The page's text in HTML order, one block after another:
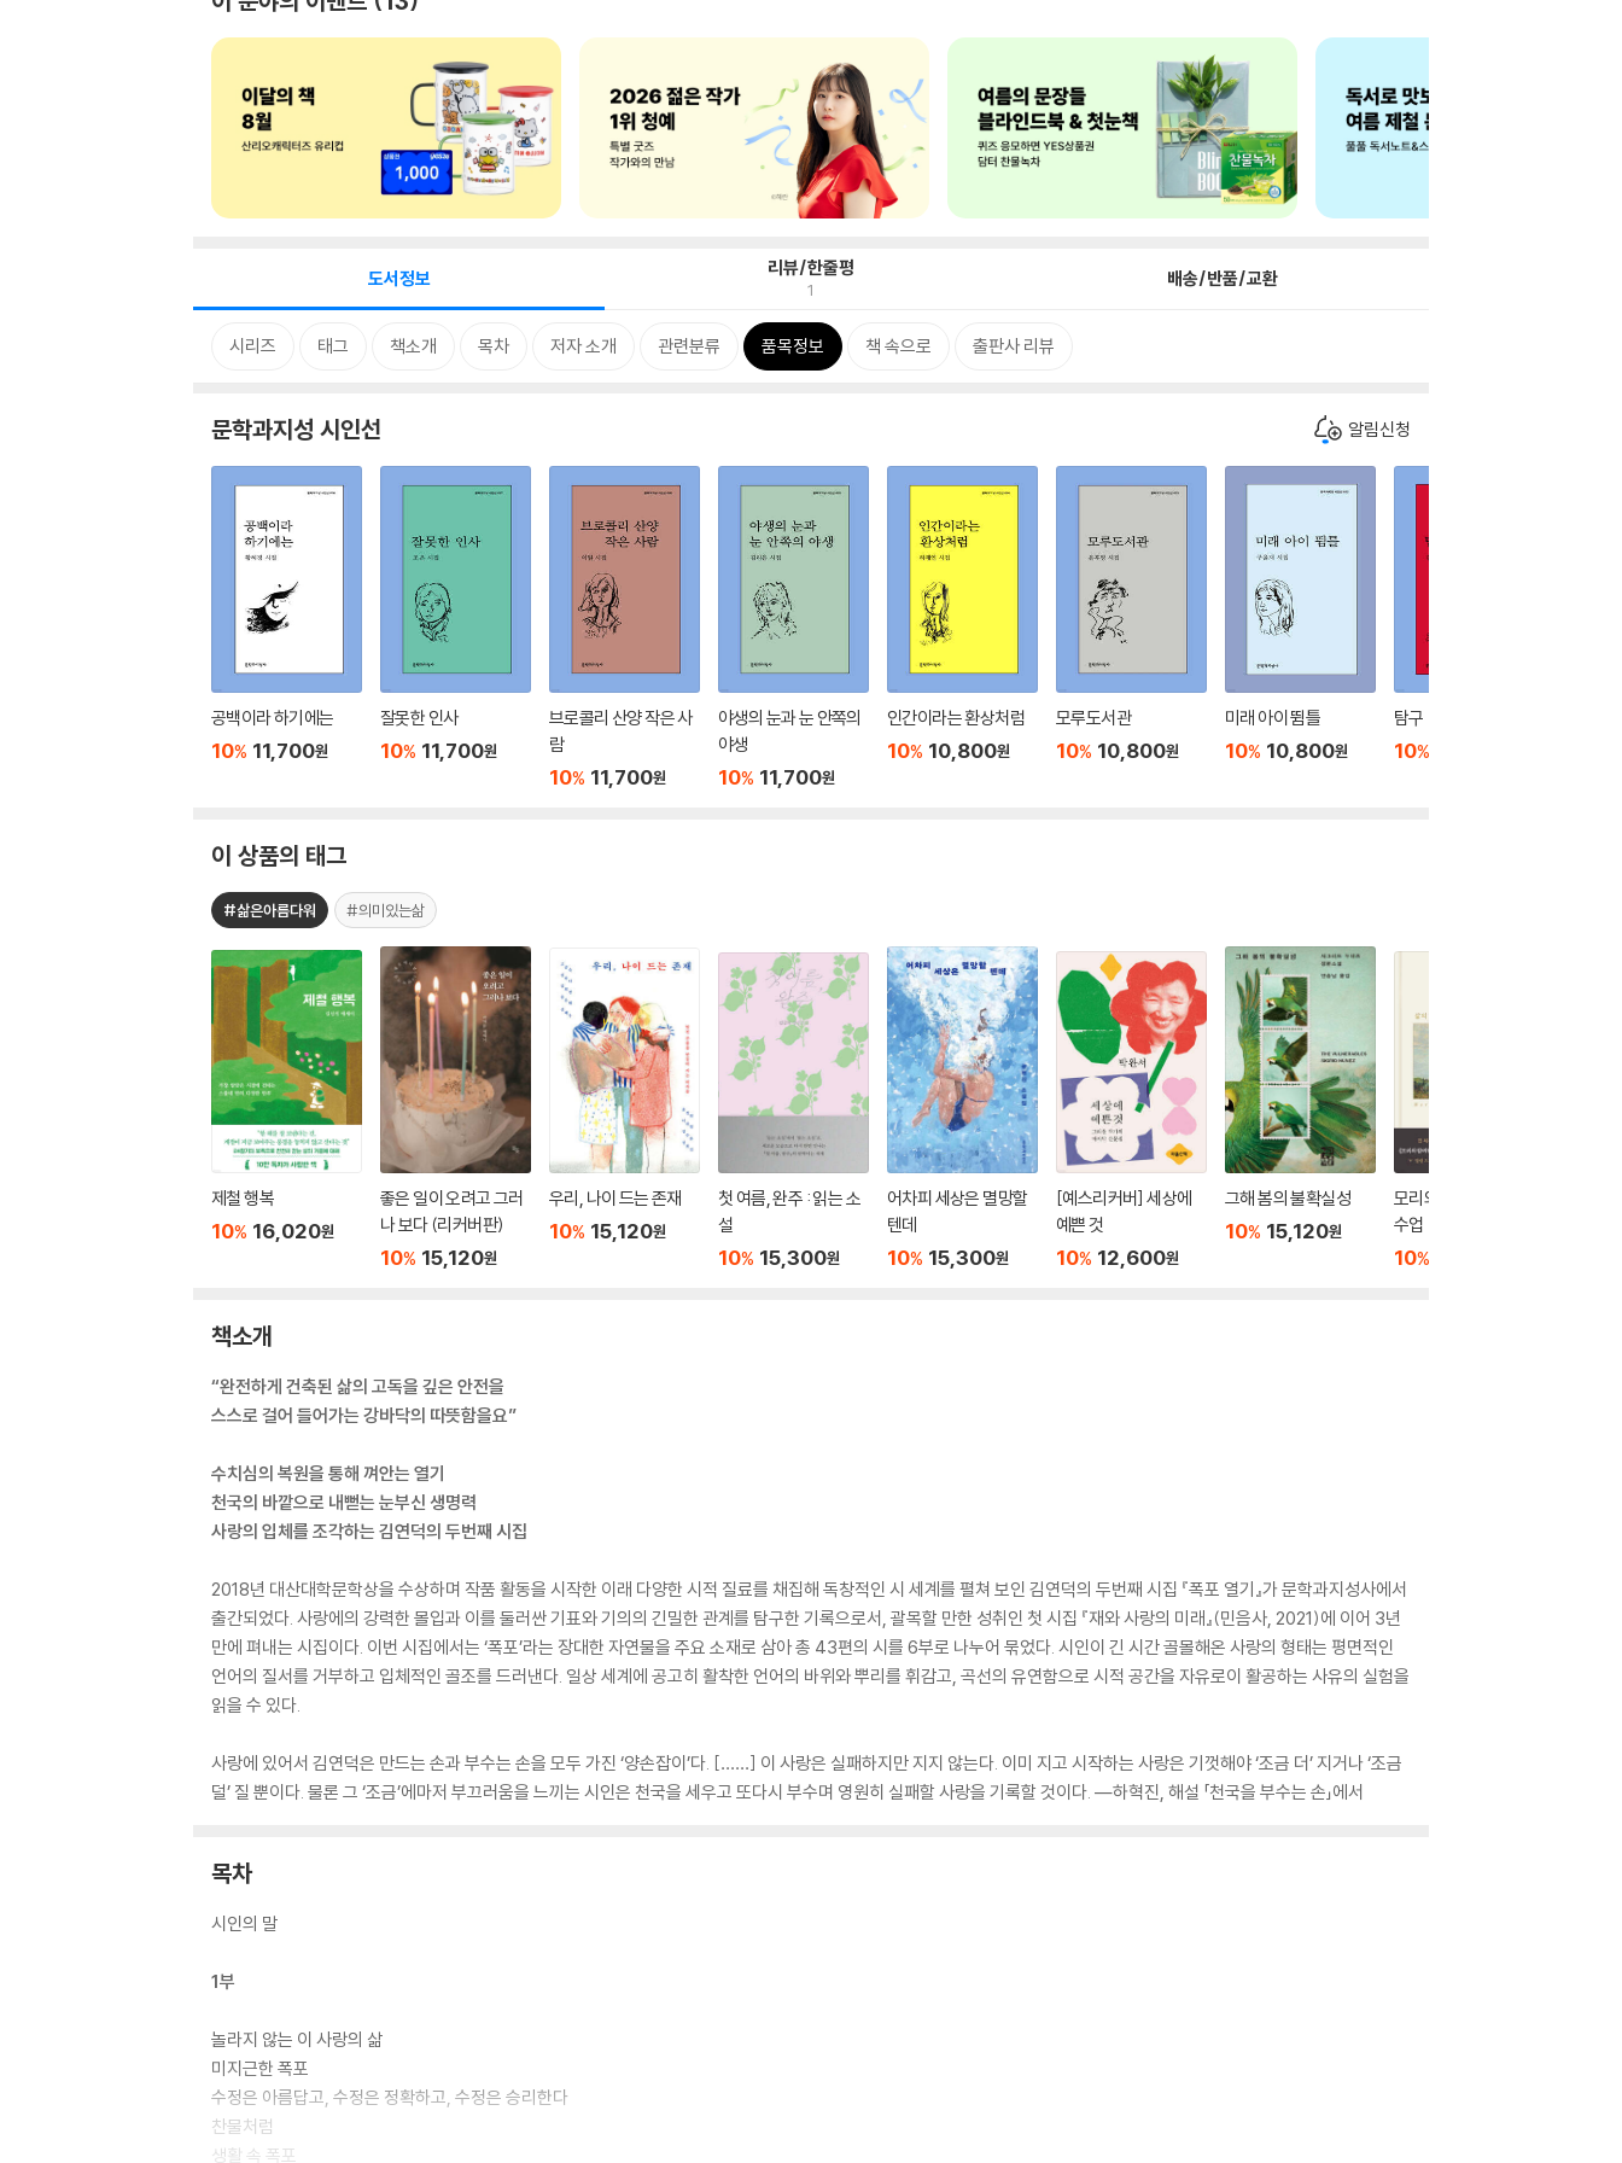
도서정보 리뷰/한줄평
1 배송/반품/교환
시리즈 태그 책소개 목차 저자 소개 관련분류 품목정보 책 속으로 출판사 리뷰
문학과지성 시인선 알림신청
공백이라 하기에는
10% 11,700원
잘못한 인사
10% 11,700원
브로콜리 산양 작은 사
람
10% 11,700원
야생의 눈과 눈 안쪽의
야생
10% 11,700원
인간이라는 환상처럼
10% 10,800원
모루도서관
10% 10,800원
미래 아이 뜀틀
10% 10,800원
탐구
10%
이 상품의 태그
#삶은아름다워 #의미있는삶
제철 행복
10% 16,020원
좋은 일이 오려고 그러
나 보다 (리커버판)
10% 15,120원
우리, 나이 드는 존재
10% 15,120원
첫 여름, 완주 : 읽는 소
설
10% 15,300원
어차피 세상은 멸망할
텐데
10% 15,300원
[예스리커버] 세상에
예쁜 것
10% 12,600원
그해 봄의 불확실성
10% 15,120원
모리와 함께한 마지막
수업
10%
책소개
“완전하게 건축된 삶의 고독을 깊은 안전을
스스로 걸어 들어가는 강바닥의 따뜻함을요”
수치심의 복원을 통해 껴안는 열기
천국의 바깥으로 내뻗는 눈부신 생명력
사랑의 입체를 조각하는 김연덕의 두번째 시집
2018년 대산대학문학상을 수상하며 작품 활동을 시작한 이래 다양한 시적 질료를 채집해 독창적인 시 세계를 펼쳐 보인 김연덕의 두번째 시집 『폭포 열기』가 문학과지성사에서
출간되었다. 사랑에의 강력한 몰입과 이를 둘러싼 기표와 기의의 긴밀한 관계를 탐구한 기록으로서, 괄목할 만한 성취인 첫 시집 『재와 사랑의 미래』(민음사, 2021)에 이어 3년
만에 펴내는 시집이다. 이번 시집에서는 ‘폭포’라는 장대한 자연물을 주요 소재로 삼아 총 43편의 시를 6부로 나누어 묶었다. 시인이 긴 시간 골몰해온 사랑의 형태는 평면적인
언어의 질서를 거부하고 입체적인 골조를 드러낸다. 일상 세계에 공고히 활착한 언어의 바위와 뿌리를 휘감고, 곡선의 유연함으로 시적 공간을 자유로이 활공하는 사유의 실험을
읽을 수 있다.
사랑에 있어서 김연덕은 만드는 손과 부수는 손을 모두 가진 ‘양손잡이’다. [……] 이 사랑은 실패하지만 지지 않는다. 이미 지고 시작하는 사랑은 기껏해야 ‘조금 더’ 지거나 ‘조금
덜’ 질 뿐이다. 물론 그 ‘조금’에마저 부끄러움을 느끼는 시인은 천국을 세우고 또다시 부수며 영원히 실패할 사랑을 기록할 것이다. ―하혁진, 해설 「천국을 부수는 손」에서
목차
시인의 말
1부
놀라지 않는 이 사랑의 삶
미지근한 폭포
수정은 아름답고, 수정은 정확하고, 수정은 승리한다
찬물처럼
생활 속 폭포